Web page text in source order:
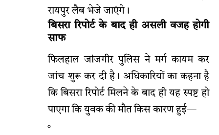
रायपुर लैब भेजे जाएंगे।
बिसरा रिपोर्ट के बाद ही असली वजह होगी
साफ
फिलहाल जांजगीर पुलिस ने मर्ग कायम कर
जांच शुरू कर दी है। अधिकारियों का कहना है
कि बिसरा रिपोर्ट मिलने के बाद ही यह स्पष्ट हो
पाएगा कि युवक की मौत किस कारण हुई—